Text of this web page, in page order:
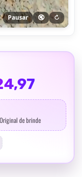
Pausar 🔇 ↻
de brinde